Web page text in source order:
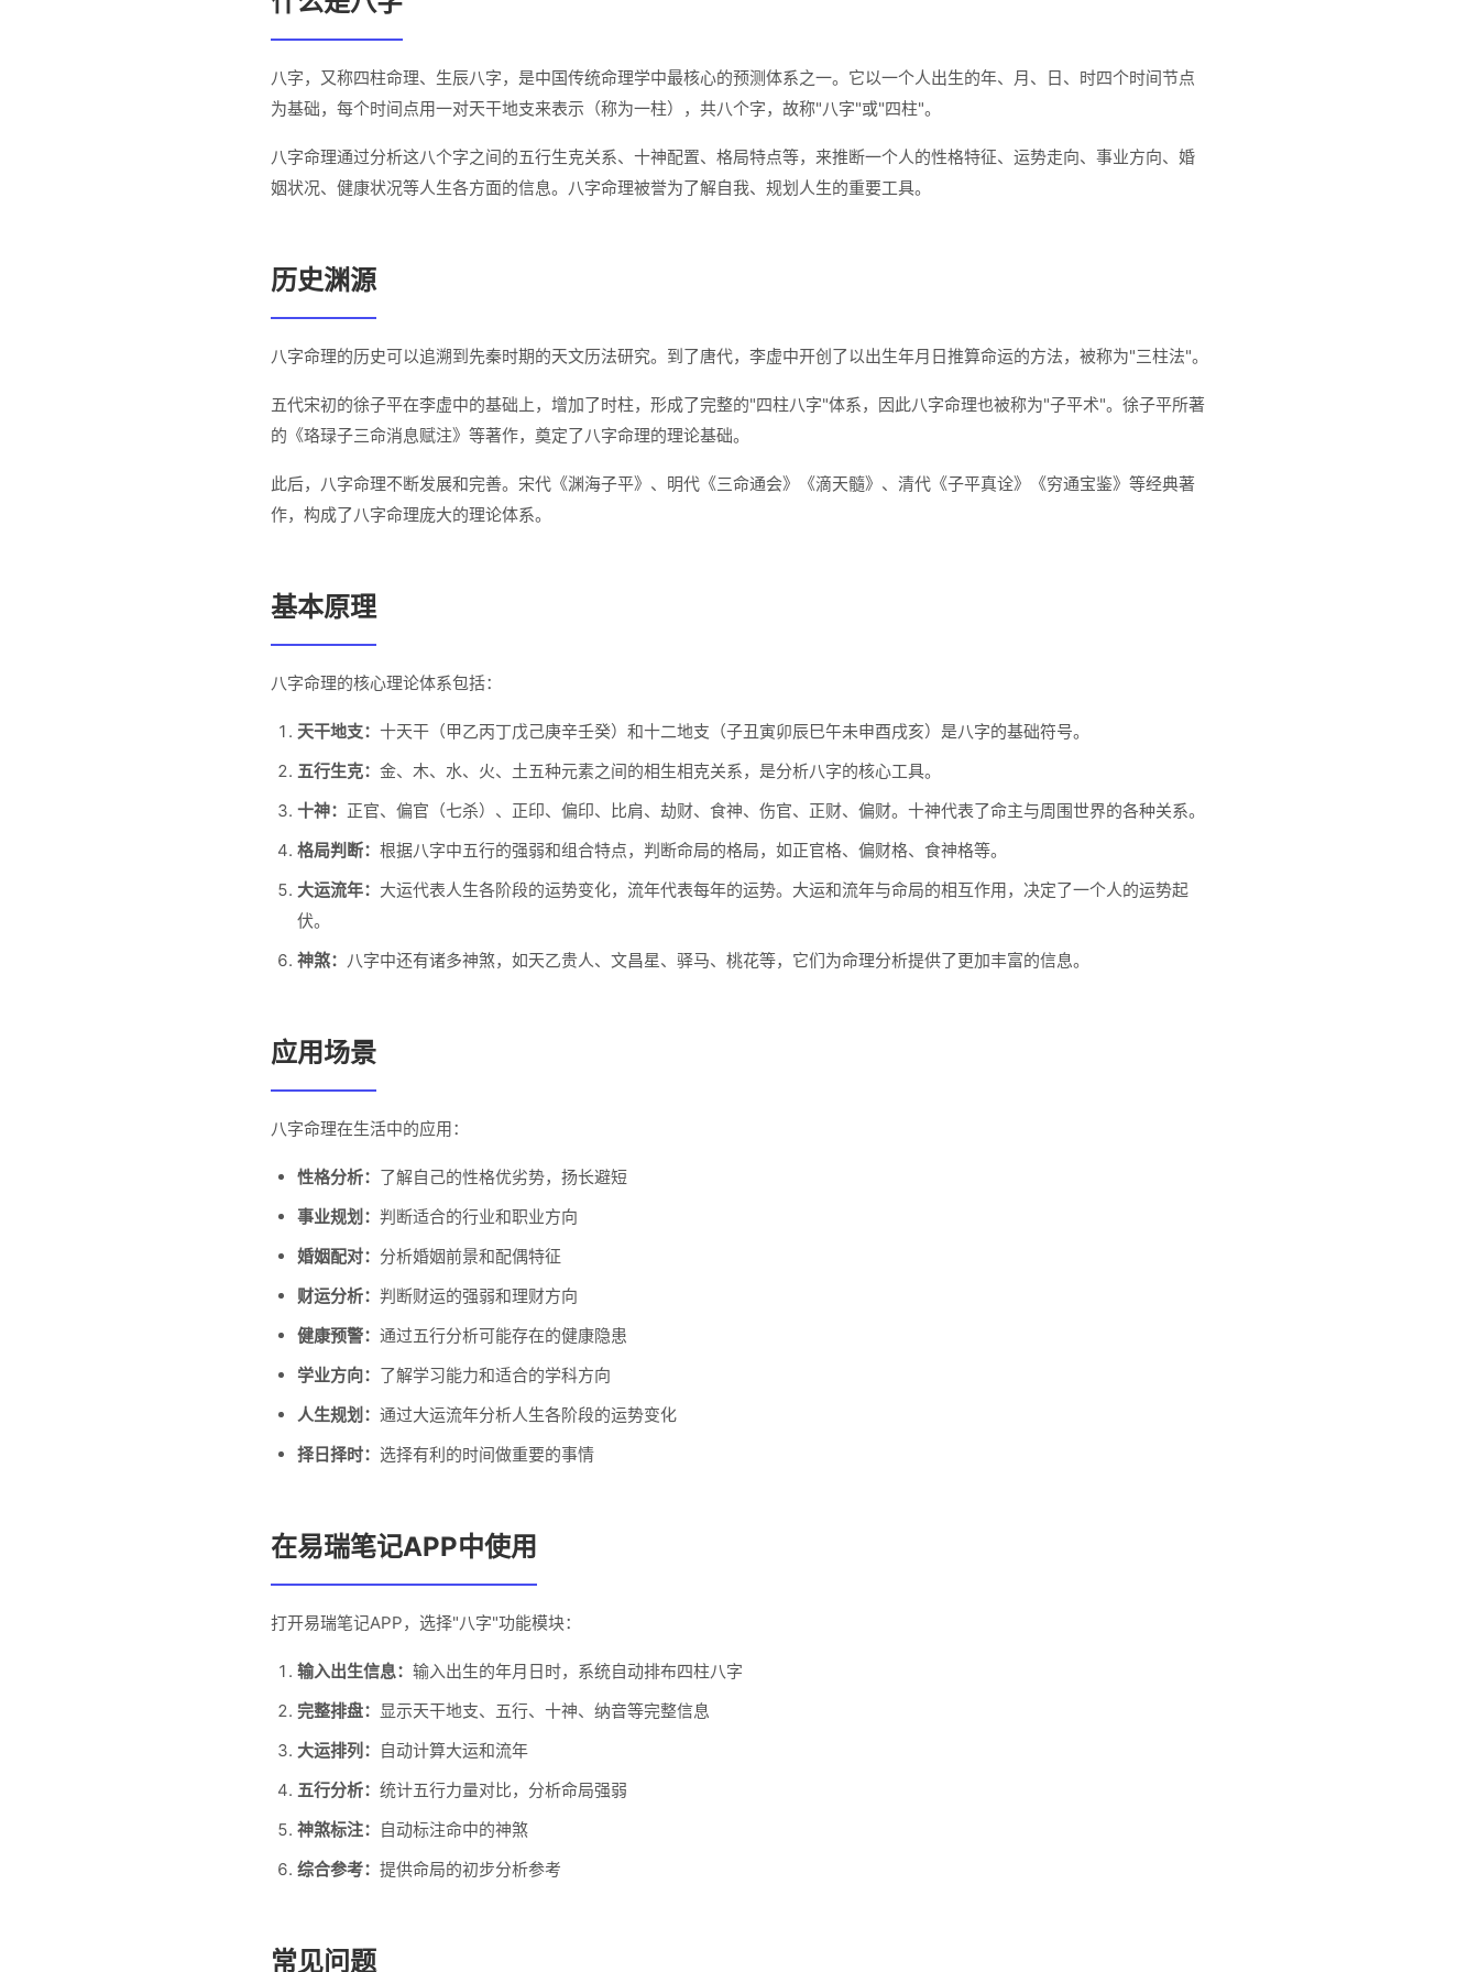
八字，又称四柱命理、生辰八字，是中国传统命理学中最核心的预测体系之一。它以一个人出生的年、月、日、时四个时间节点
为基础，每个时间点用一对天干地支来表示（称为一柱），共八个字，故称"八字"或"四柱"。
八字命理通过分析这八个字之间的五行生克关系、十神配置、格局特点等，来推断一个人的性格特征、运势走向、事业方向、婚
姻状况、健康状况等人生各方面的信息。八字命理被誉为了解自我、规划人生的重要工具。
历史渊源
八字命理的历史可以追溯到先秦时期的天文历法研究。到了唐代，李虚中开创了以出生年月日推算命运的方法，被称为"三柱法"。
五代宋初的徐子平在李虚中的基础上，增加了时柱，形成了完整的"四柱八字"体系，因此八字命理也被称为"子平术"。徐子平所著
的《珞琭子三命消息赋注》等著作，奠定了八字命理的理论基础。
此后，八字命理不断发展和完善。宋代《渊海子平》、明代《三命通会》《滴天髓》、清代《子平真诠》《穷通宝鉴》等经典著
作，构成了八字命理庞大的理论体系。
基本原理
八字命理的核心理论体系包括：
天干地支： 十天干（甲乙丙丁戊己庚辛壬癸）和十二地支（子丑寅卯辰巳午未申酉戌亥）是八字的基础符号。
五行生克： 金、木、水、火、土五种元素之间的相生相克关系，是分析八字的核心工具。
十神： 正官、偏官（七杀）、正印、偏印、比肩、劫财、食神、伤官、正财、偏财。十神代表了命主与周围世界的各种关系。
格局判断： 根据八字中五行的强弱和组合特点，判断命局的格局，如正官格、偏财格、食神格等。
大运流年： 大运代表人生各阶段的运势变化，流年代表每年的运势。大运和流年与命局的相互作用，决定了一个人的运势起
伏。
神煞： 八字中还有诸多神煞，如天乙贵人、文昌星、驿马、桃花等，它们为命理分析提供了更加丰富的信息。
应用场景
八字命理在生活中的应用：
性格分析： 了解自己的性格优劣势，扬长避短
事业规划： 判断适合的行业和职业方向
婚姻配对： 分析婚姻前景和配偶特征
财运分析： 判断财运的强弱和理财方向
健康预警： 通过五行分析可能存在的健康隐患
学业方向： 了解学习能力和适合的学科方向
人生规划： 通过大运流年分析人生各阶段的运势变化
择日择时： 选择有利的时间做重要的事情
在易瑞笔记APP中使用
打开易瑞笔记APP，选择"八字"功能模块：
输入出生信息： 输入出生的年月日时，系统自动排布四柱八字
完整排盘： 显示天干地支、五行、十神、纳音等完整信息
大运排列： 自动计算大运和流年
五行分析： 统计五行力量对比，分析命局强弱
神煞标注： 自动标注命中的神煞
综合参考： 提供命局的初步分析参考
常见问题